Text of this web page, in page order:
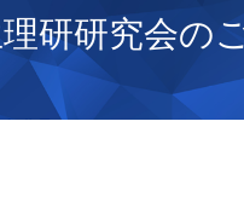
研研究会のご